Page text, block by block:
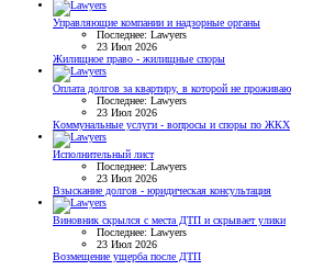
Управляющие компании и надзорные органы
Последнее: Lawyers
23 Июл 2026
Жилищное право - жилищные споры
Оплата долгов за квартиру, в которой не проживаю
Последнее: Lawyers
23 Июл 2026
Коммунальные услуги - вопросы и споры по ЖКХ
Исполнительный лист
Последнее: Lawyers
23 Июл 2026
Взыскание долгов - юридическая консультация
Виновник скрылся с места ДТП и скрывает улики
Последнее: Lawyers
23 Июл 2026
Возмещение ущерба после ДТП